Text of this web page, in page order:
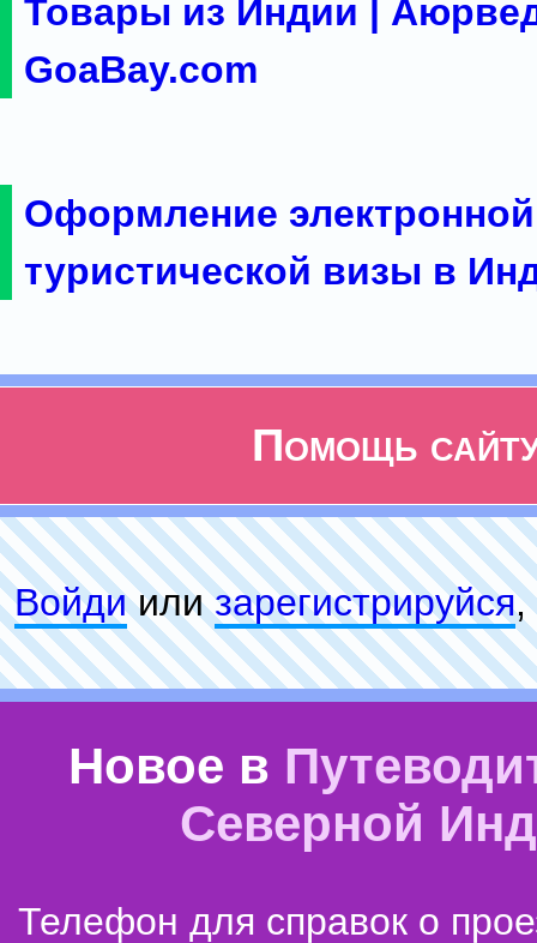
Товары из Индии |
GoaBay.com
Оформление электронной
туристической визы в
Помощь
Войдиилизарeгиcтpируйся,
Новое в
Северной
Телефон для справок о